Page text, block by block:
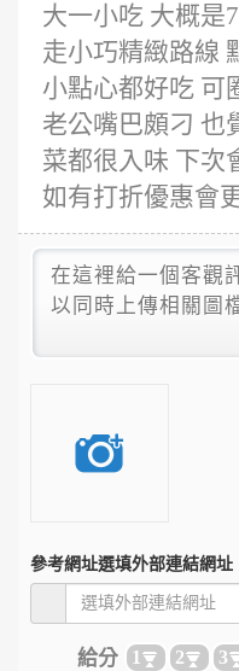
大一小吃 大概是
走小巧精緻路線
小點心都好吃 可
老公嘴巴頗刁 也
菜都很入味 下次
如有打折優惠會
參考網址選填外部連結網址
給分 1 2 3